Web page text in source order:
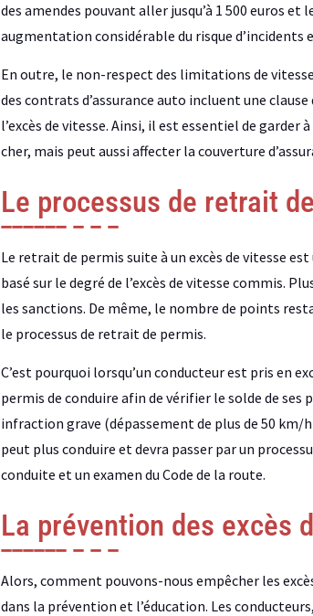
des amendes pouvant aller jusqu’à 1 500 euros
augmentation considérable du risque d’incidents
En outre, le non-respect des limitations de
des contrats d’assurance auto incluent une
l’excès de vitesse. Ainsi, il est essentiel de
cher, mais peut aussi affecter la couverture
Le processus de retrait
Le retrait de permis suite à un excès de vitesse
basé sur le degré de l’excès de vitesse commis.
les sanctions. De même, le nombre de points
le processus de retrait de permis.
C’est pourquoi lorsqu’un conducteur est pris en
permis de conduire afin de vérifier le solde de ses
infraction grave (dépassement de plus de 50
peut plus conduire et devra passer par un
conduite et un examen du Code de la route.
La prévention des excès
Alors, comment pouvons-nous empêcher les
dans la prévention et l’éducation. Les